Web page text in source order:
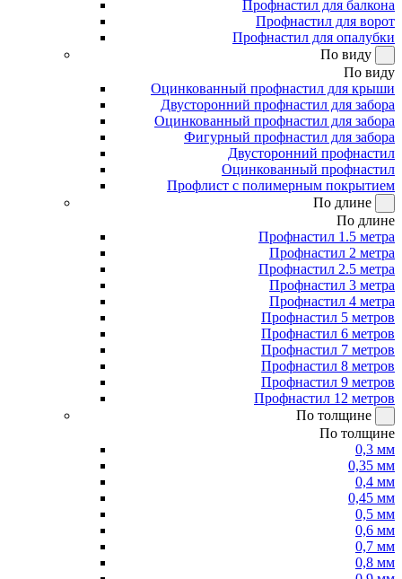
Профнастил для балкона
Профнастил для ворот
Профнастил для опалубки
По виду
По виду
Оцинкованный профнастил для крыши
Двусторонний профнастил для забора
Оцинкованный профнастил для забора
Фигурный профнастил для забора
Двусторонний профнастил
Оцинкованный профнастил
Профлист с полимерным покрытием
По длине
По длине
Профнастил 1.5 метра
Профнастил 2 метра
Профнастил 2.5 метра
Профнастил 3 метра
Профнастил 4 метра
Профнастил 5 метров
Профнастил 6 метров
Профнастил 7 метров
Профнастил 8 метров
Профнастил 9 метров
Профнастил 12 метров
По толщине
По толщине
0,3 мм
0,35 мм
0,4 мм
0,45 мм
0,5 мм
0,6 мм
0,7 мм
0,8 мм